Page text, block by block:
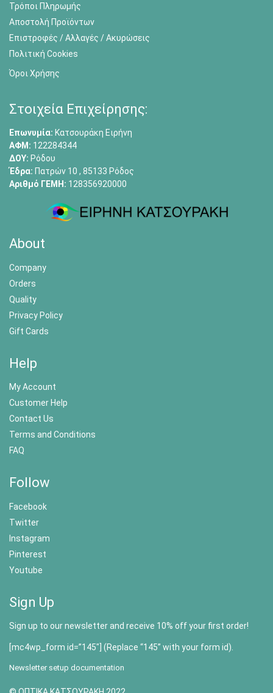
Τρόποι Πληρωμής
Αποστολή Προϊόντων
Επιστροφές / Αλλαγές / Ακυρώσεις
Πολιτική Cookies
Όροι Χρήσης
Στοιχεία Επιχείρησης:
Επωνυμία: Κατσουράκη Ειρήνη
ΑΦΜ: 122284344
ΔΟΥ: Ρόδου
Έδρα: Πατρών 10 , 85133 Ρόδος
Αριθμό ΓΕΜΗ: 128356920000
About
Company
Orders
Quality
Privacy Policy
Gift Cards
Help
My Account
Customer Help
Contact Us
Terms and Conditions
FAQ
Follow
Facebook
Twitter
Instagram
Pinterest
Youtube
Sign Up
Sign up to our newsletter and receive 10% off your first order!
[mc4wp_form id=”145″] (Replace “145” with your form id).
Newsletter setup documentation